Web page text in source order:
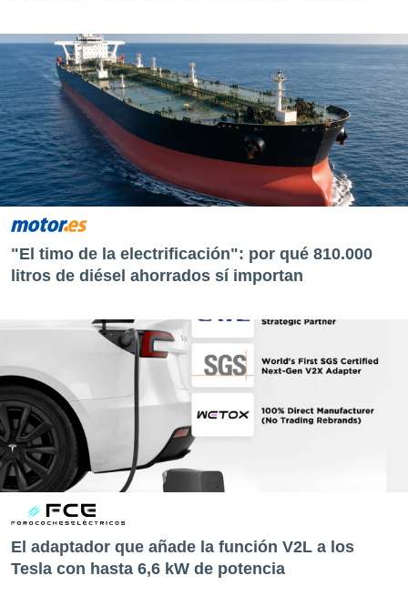
"El timo de la electrificación": por qué 810.000
litros de diésel ahorrados sí importan
El adaptador que añade la función V2L a los
Tesla con hasta 6,6 kW de potencia